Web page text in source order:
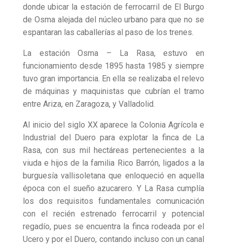
donde ubicar la estación de ferrocarril de El Burgo
de Osma alejada del núcleo urbano para que no se
espantaran las caballerías al paso de los trenes.
La estación Osma – La Rasa, estuvo en
funcionamiento desde 1895 hasta 1985 y siempre
tuvo gran importancia. En ella se realizaba el relevo
de máquinas y maquinistas que cubrían el tramo
entre Ariza, en Zaragoza, y Valladolid.
Al inicio del siglo XX aparece la Colonia Agrícola e
Industrial del Duero para explotar la finca de La
Rasa, con sus mil hectáreas pertenecientes a la
viuda e hijos de la familia Rico Barrón, ligados a la
burguesía vallisoletana que enloqueció en aquella
época con el sueño azucarero. Y La Rasa cumplía
los dos requisitos fundamentales comunicación
con el recién estrenado ferrocarril y potencial
regadío, pues se encuentra la finca rodeada por el
Ucero y por el Duero, contando incluso con un canal